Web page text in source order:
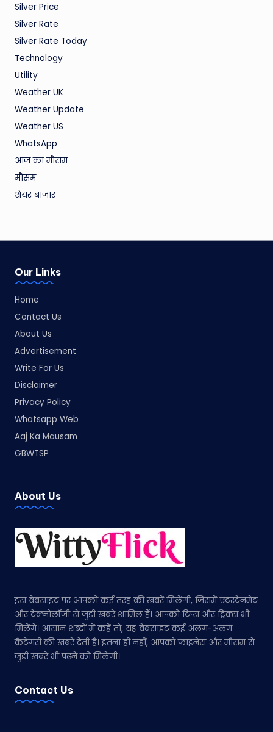
Silver Price
Silver Rate
Silver Rate Today
Technology
Utility
Weather UK
Weather Update
Weather US
WhatsApp
आज का मौसम
मौसम
शेयर बाजार
Our Links
Home
Contact Us
About Us
Advertisement
Write For Us
Disclaimer
Privacy Policy
Whatsapp Web
Aaj Ka Mausam
GBWTSP
About Us
इस वेबसाइट पर आपको कई तरह की खबरें मिलेंगी, जिसमें एंटरटेनमेंट
और टेक्नोलॉजी से जुड़ी खबरें शामिल हैं। आपको टिप्स और ट्रिक्स भी
मिलेंगे। आसान शब्दों में कहें तो, यह वेबसाइट कई अलग-अलग
कैटेगरी की खबरें देती है। इतना ही नहीं, आपको फाइनेंस और मौसम से
जुड़ी खबरें भी पढ़ने को मिलेंगी।
Contact Us